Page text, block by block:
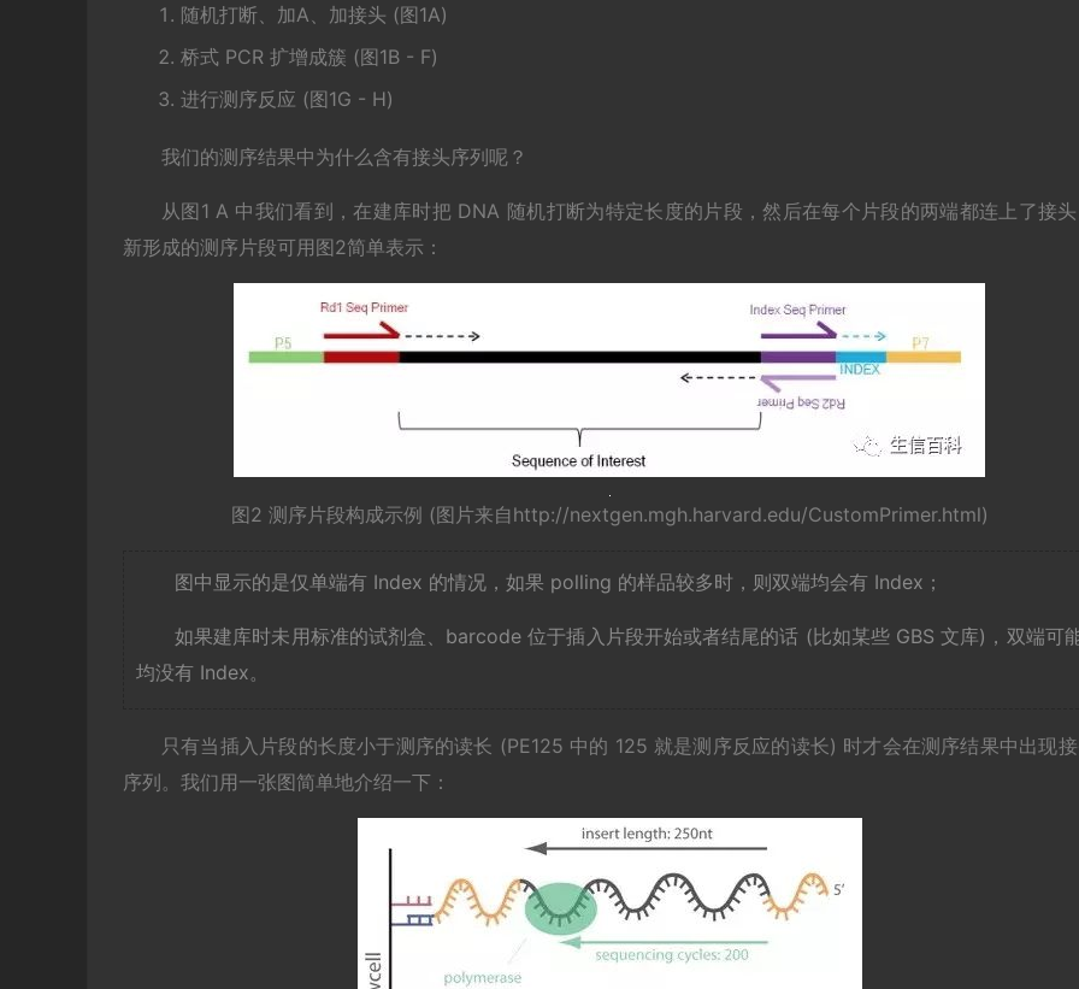
随机打断、加A、加接头 (图1A)
桥式 PCR 扩增成簇 (图1B - F)
进行测序反应 (图1G - H)
我们的测序结果中为什么含有接头序列呢？
从图1 A 中我们看到，在建库时把 DNA 随机打断为特定长度的片段，然后在每个片段的两端都连上了接
新形成的测序片段可用图2简单表示：
图2 测序片段构成示例 (图片来自http://nextgen.mgh.harvard.edu/CustomPrimer.html)
图中显示的是仅单端有 Index 的情况，如果 polling 的样品较多时，则双端均会有 Index；
如果建库时未用标准的试剂盒、barcode 位于插入片段开始或者结尾的话 (比如某些 GBS 文库)，双端可
均没有 Index。
只有当插入片段的长度小于测序的读长 (PE125 中的 125 就是测序反应的读长) 时才会在测序结果中出现
序列。我们用一张图简单地介绍一下：